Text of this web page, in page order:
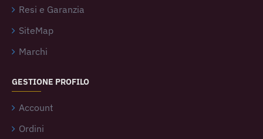
Resi e Garanzia
SiteMap
Marchi
GESTIONE PROFILO
Account
Ordini